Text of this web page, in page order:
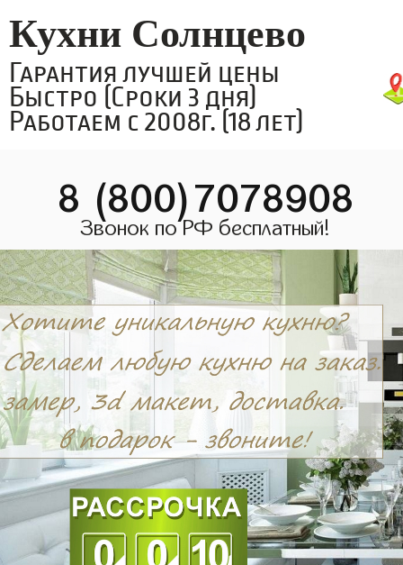
Кухни Солнцево
Гарантия лучшей цены
Быстро (Сроки 3 дня)
Работаем с 2008г. (18 лет)
8 (800)7078908
Звонок по РФ бесплатный!